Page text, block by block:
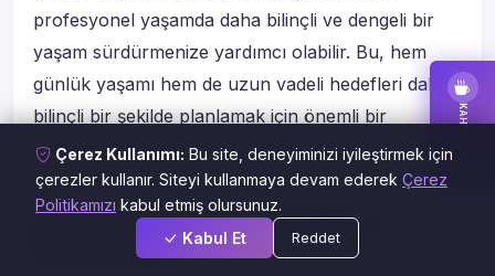
profesyonel yaşamda daha bilinçli ve dengeli bir
yaşam sürdürmenize yardımcı olabilir. Bu, hem
günlük yaşamı hem de uzun vadeli hedefleri daha
bilinçli bir şekilde planlamak için önemli bir
stratejidir.
🌌 Astrolojik Danışmanlık ve
Boşlukta Ay
KAHVE FALI
Çerez Kullanımı: Bu site, deneyiminizi iyileştirmek için
çerezler kullanır. Siteyi kullanmaya devam ederek Çerez
Politikamızı kabul etmiş olursunuz.
Kabul Et
Reddet